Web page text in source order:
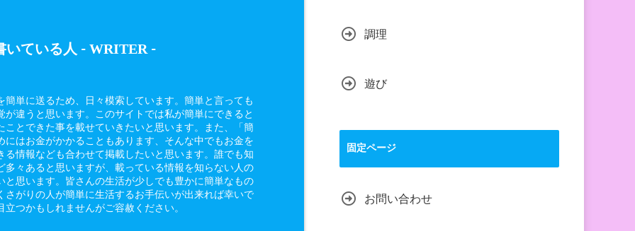
いている人 - WRITER-
簡単に送るため、日々模索しています。簡単と言っても
が違うと思います。このサイトでは私が簡単にできると
ことできた事を載せていきたいと思います。また、「簡
にはお金がかかることもあります、そんな中でもお金を
る情報なども合わせて掲載したいと思います。誰でも知
多々あると思いますが、載っている情報を知らない人の
と思います。皆さんの生活が少しでも豊かに簡単なもの
さがりの人が簡単に生活するお手伝いが出来れば幸いで
立つかもしれませんがご容赦ください。
調理
遊び
固定ページ
お問い合わせ